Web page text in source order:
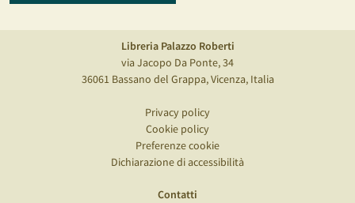
Libreria Palazzo Roberti
via Jacopo Da Ponte, 34
36061 Bassano del Grappa, Vicenza, Italia
Privacy policy
Cookie policy
Preferenze cookie
Dichiarazione di accessibilità
Contatti